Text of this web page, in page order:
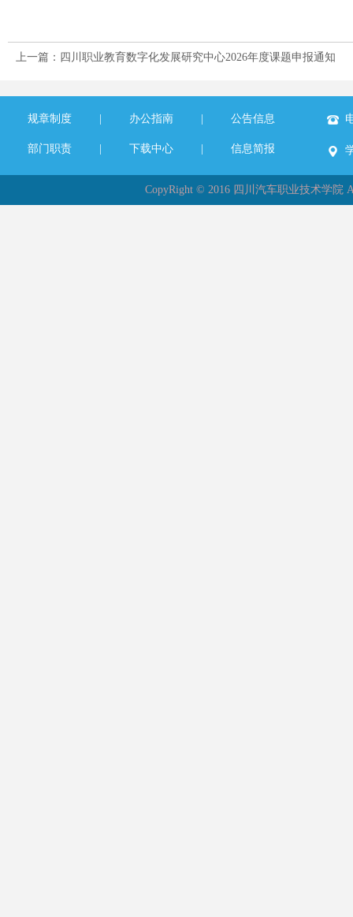
上一篇：四川职业教育数字化发展研究中心2026年度课题申报通知
规章制度 办公指南 公告信息
部门职责 下载中心 信息简报
CopyRight © 2016 四川汽车职业技术学